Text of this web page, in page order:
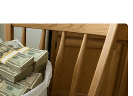
#Đụng độ
#Biên giới
Ấn Độ Trung Quốc